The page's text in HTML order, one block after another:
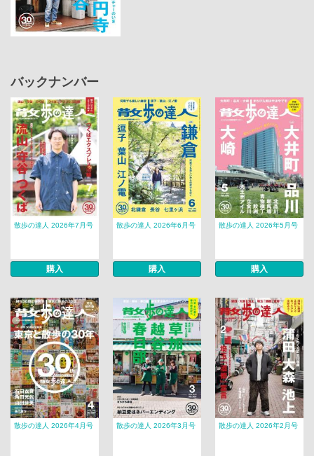
バックナンバー
散歩の達人 2026年7月号
購入
散歩の達人 2026年6月号
購入
散歩の達人 2026年5月号
購入
散歩の達人 2026年4月号 散歩の達人 2026年3月号 散歩の達人 2026年2月号